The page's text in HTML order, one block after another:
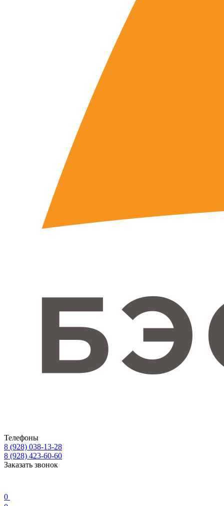
Телефоны
8 (928) 038-13-28
8 (928) 423-60-60
Заказать звонок
0